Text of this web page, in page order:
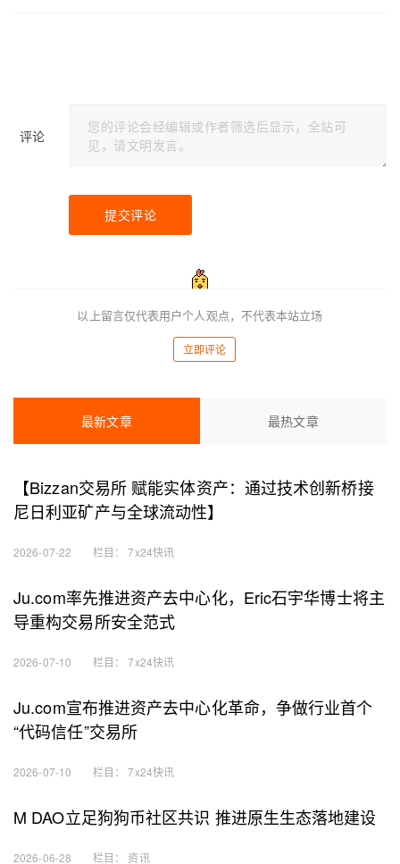
评论
提交评论
立即评论
以上留言仅代表用户个人观点，不代表本站立场
最新文章 最热文章
【Bizzan交易所 赋能实体资产：通过技术创新桥接
尼日利亚矿产与全球流动性】
2026-07-22 栏目：7x24快讯
Ju.com率先推进资产去中心化，Eric石宇华博士将主
导重构交易所安全范式
2026-07-10 栏目：7x24快讯
Ju.com宣布推进资产去中心化革命，争做行业首个
“代码信任”交易所
2026-07-10 栏目：7x24快讯
M DAO立足狗狗币社区共识 推进原生生态落地建设
2026-06-28 栏目： 资讯